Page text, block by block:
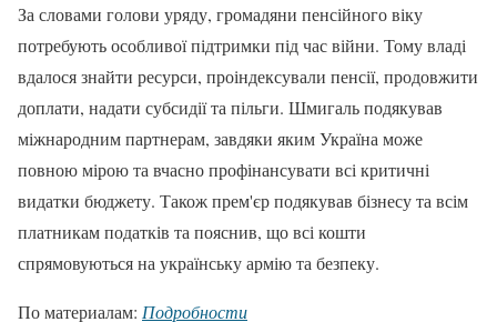
За словами голови уряду, громадяни пенсійного віку
потребують особливої підтримки під час війни. Тому владі
вдалося знайти ресурси, проіндексували пенсії, продовжити
доплати, надати субсидії та пільги. Шмигаль подякував
міжнародним партнерам, завдяки яким Україна може
повною мірою та вчасно профінансувати всі критичні
видатки бюджету. Також прем'єр подякував бізнесу та всім
платникам податків та пояснив, що всі кошти
спрямовуються на українську армію та безпеку.
По материалам: Подробности